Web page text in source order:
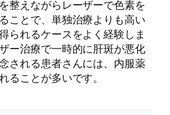
整えながらレーザーで色素を
ことで、単独治療よりも高い
られるケースをよく経験しま
ー治療で一時的に肝斑が悪化
される患者さんには、内服薬
ることが多いです。